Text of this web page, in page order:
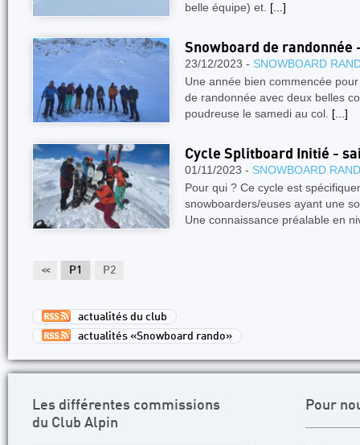
belle équipe) et. [...]
Snowboard de randonnée
23/12/2023 - SNOWBOARD
Une année bien commencée
de randonnée avec deux belles
poudreuse le samedi au col. [...]
Cycle Splitboard Initié -
01/11/2023 - SNOWBOARD
Pour qui ? Ce cycle est
snowboarders/euses ayant une
Une connaissance préalable en
<< P1 P2
actualités du club
actualités «Snowboard rando»
Les différentes commissions
du Club Alpin
Pour